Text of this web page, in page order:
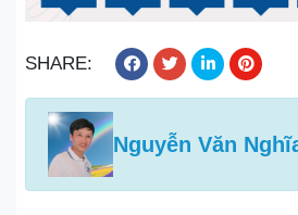
SHARE:
Nguyễn Văn